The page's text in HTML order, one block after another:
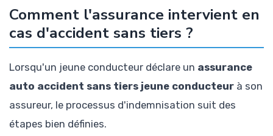
Comment l'assurance intervient en
cas d'accident sans tiers ?
Lorsqu'un jeune conducteur déclare un assurance
auto accident sans tiers jeune conducteur à son
assureur, le processus d'indemnisation suit des
étapes bien définies.